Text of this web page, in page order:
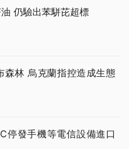
仍驗出苯駢芘超標
森林 烏克蘭指控造成生態
停發手機等電信設備進口